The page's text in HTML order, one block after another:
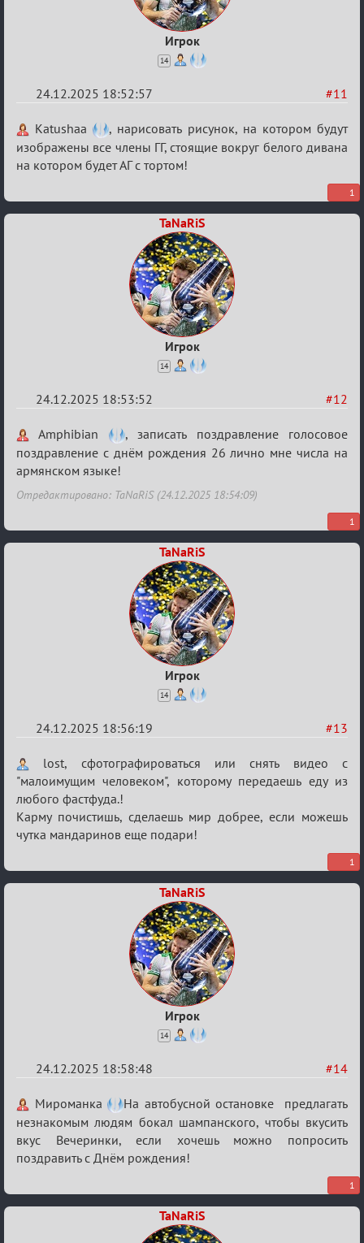
Игрок
14
#11
24.12.2025 18:52:57
Re:
Вечеринка
Katushaa
, нарисовать рисунок, на котором будут
изображены все члены ГГ, стоящие вокруг белого дивана
на котором будет АГ с тортом!
1
TaNaRiS
Игрок
14
#12
24.12.2025 18:53:52
Re:
Вечеринка
Amphibian
, записать поздравление голосовое
поздравление с днём рождения 26 лично мне числа на
армянском языке!
Отредактировано: TaNaRiS (24.12.2025 18:54:09)
1
TaNaRiS
Игрок
14
#13
24.12.2025 18:56:19
Re:
Вечеринка
lost, сфотографироваться или снять видео с
"малоимущим человеком", которому передаешь еду из
любого фастфуда.!
Карму почистишь, сделаешь мир добрее, если можешь
чутка мандаринов еще подари!
1
TaNaRiS
Игрок
14
#14
24.12.2025 18:58:48
Re:
Вечеринка
Мироманка
На автобусной остановке предлагать
незнакомым людям бокал шампанского, чтобы вкусить
вкус Вечеринки, если хочешь можно попросить
поздравить с Днём рождения!
1
TaNaRiS